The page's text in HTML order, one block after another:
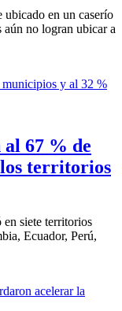
ubicado en un caserío
aún no logran ubicar a
al 67 % de
territorios
siete territorios
Ecuador, Perú,